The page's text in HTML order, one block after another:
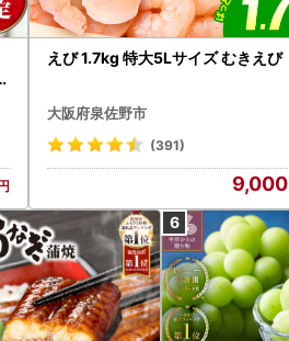
えび 1.7kg 特大5Lサイズ むきえび
大阪府泉佐野市
(391)
9,000